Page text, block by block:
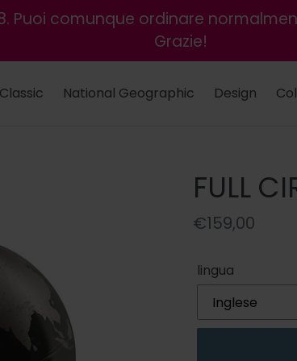
Puoi comunque ordinare
Grazie!
Classic National Geographic Design
FULL
Prezzo
listino
€159,00
lingua